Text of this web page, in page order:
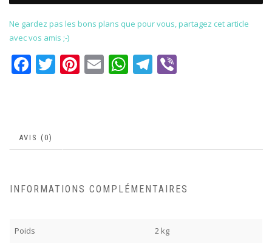
Ne gardez pas les bons plans que pour vous, partagez cet article
avec vos amis ;-)
Facebook
Twitter
Pinterest
EmailWhatsApp
Telegram
AVIS (0)
INFORMATIONS COMPLÉMENTAIRES
Poids 2 kg